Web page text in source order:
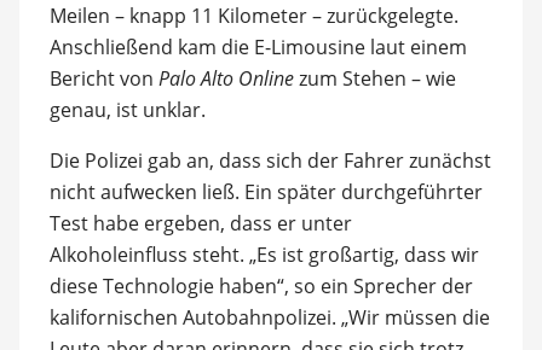
Meilen – knapp 11 Kilometer – zurückgelegte.
Anschließend kam die E-Limousine laut einem
Bericht von Palo Alto Onlinezum Stehen – wie
genau, ist unklar.
Die Polizei gab an, dass sich der Fahrer zunächst
nicht aufwecken ließ. Ein später durchgeführter
Test habe ergeben, dass er unter
Alkoholeinfluss steht. „Es ist großartig, dass wir
diese Technologie haben“, so ein Sprecher der
kalifornischen Autobahnpolizei. „Wir müssen die